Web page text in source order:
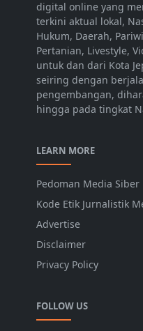
digital online yang
terkini aktual lokal,
Hukum, Daerah,
Pertanian, Livestyle,
untuk dan dari Kota
seiring dengan
pengembangan,
hingga pada tingkat
LEARN MORE
Pedoman Media Siber
Kode Etik Jurnalistik
Advertise
Disclaimer
Privacy Policy
FOLLOW US